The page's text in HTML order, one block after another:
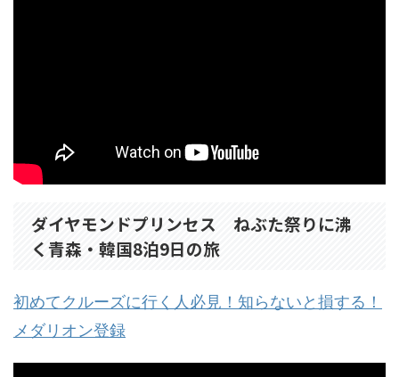
ダイヤモンドプリンセス ねぶた祭りに沸
く青森・韓国8泊9日の旅
初めてクルーズに行く人必見！知らないと損する！
メダリオン登録